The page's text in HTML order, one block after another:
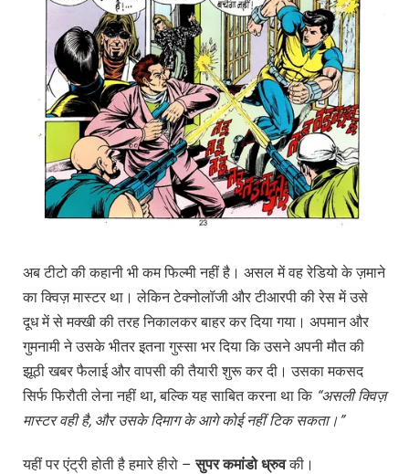
अब टीटो की कहानी भी कम फिल्मी नहीं है। असल में वह रेडियो के ज़माने
का क्विज़ मास्टर था। लेकिन टेक्नोलॉजी और टीआरपी की रेस में उसे
दूध में से मक्खी की तरह निकालकर बाहर कर दिया गया। अपमान और
गुमनामी ने उसके भीतर इतना गुस्सा भर दिया कि उसने अपनी मौत की
झूठी खबर फैलाई और वापसी की तैयारी शुरू कर दी। उसका मकसद
सिर्फ फिरौती लेना नहीं था, बल्कि यह साबित करना था कि “असलीक्विज़
मास्टरवहीहै, औरउसकेदिमागकेआगेकोईनहींटिकसकता।”
यहीं पर एंट्री होती है हमारे हीरो –सुपरकमांडोध्रुवकी।